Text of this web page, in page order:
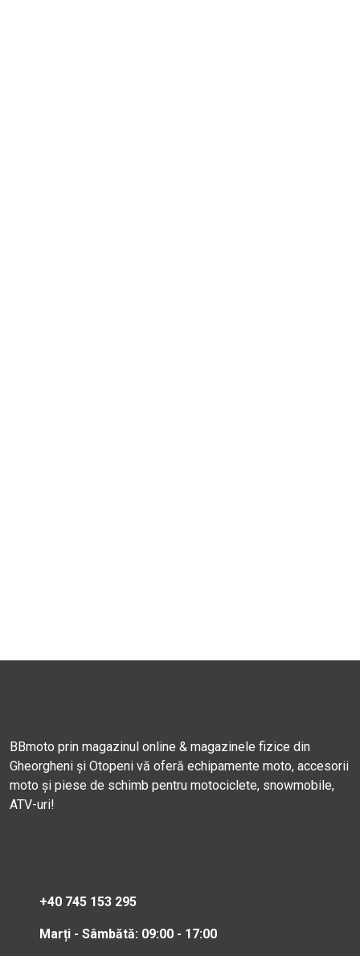
BBmoto prin magazinul online & magazinele fizice din
Gheorgheni și Otopeni vă oferă echipamente moto, accesorii
moto și piese de schimb pentru motociclete, snowmobile,
ATV-uri!
+40 745 153 295
Marți - Sâmbătă: 09:00 - 17:00